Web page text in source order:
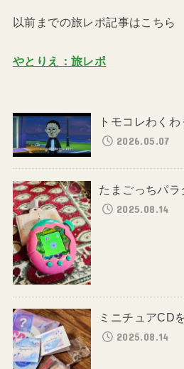
以前までの旅レポ記事はこちら
やとりえ：旅レポ
トモコレわくわ
2026.05.07
たまごっちパラ
2025.08.14
ミニチュアCD
2025.08.14